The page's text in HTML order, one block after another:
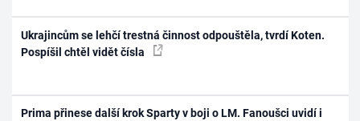
Ukrajincům se lehčí trestná činnost odpouštěla, tvrdí Koten.
Pospíšil chtěl vidět čísla
Prima přinese další krok Sparty v boji o LM. Fanoušci uvidí i